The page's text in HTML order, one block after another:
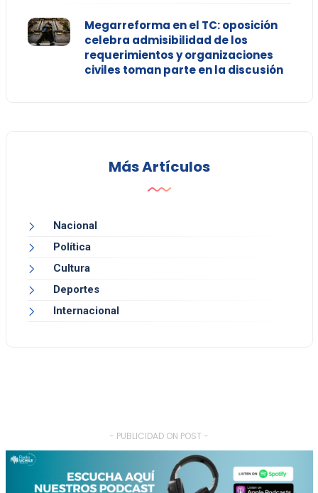
Megarreforma en el TC: oposición
celebra admisibilidad de los
requerimientos y organizaciones
civiles toman parte en la discusión
Más Artículos
Nacional
Política
Cultura
Deportes
Internacional
- PUBLICIDAD ON POST -